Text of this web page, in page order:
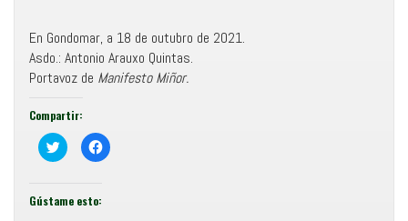
En Gondomar, a 18 de outubro de 2021.
Asdo.: Antonio Arauxo Quintas.
Portavoz de Manifesto Miñor.
Compartir:
C
o
r
t
F
e
Gústame esto: